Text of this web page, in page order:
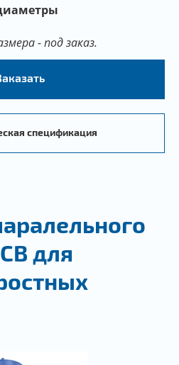
- под заказ.
спецификация
для